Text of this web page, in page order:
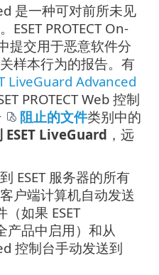
是一种可对前所未见
PROTECT On-
提交用于恶意软件分
样本行为的报告。有
LiveGuard Advanced
PROTECT Web 控制
阻止的文件类别中的
ESET LiveGuard ，远
ESET 服务器的所有
户端计算机自动发送
（如果 ESET
产品中启用）和从
控制台手动发送到